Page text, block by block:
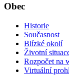
Obec
Historie
Současnost
Blízké okolí
Životní
Rozpočet na
Virtuální